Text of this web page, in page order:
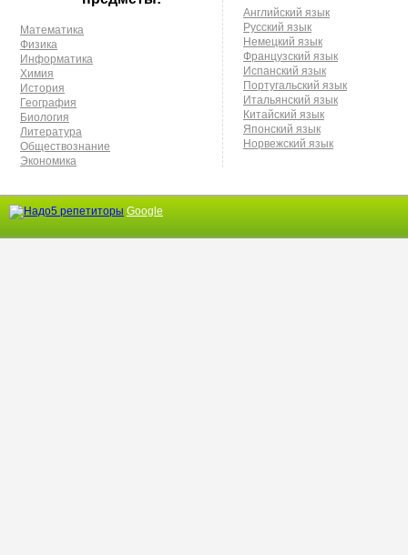
Математика
Физика
Информатика
Химия
История
География
Биология
Литература
Обществознание
Экономика
Английский язык
Русский язык
Немецкий язык
Французский язык
Испанский язык
Португальский язык
Итальянский язык
Китайский язык
Японский язык
Норвежский язык
Google